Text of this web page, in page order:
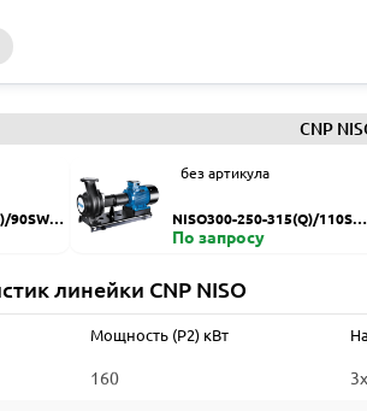
CNP
90SWH
без артикула
NISO300-250-315(Q)/110SW
HZDI
По запросу
линейки CNP NISO
Мощность (P2) кВт
160